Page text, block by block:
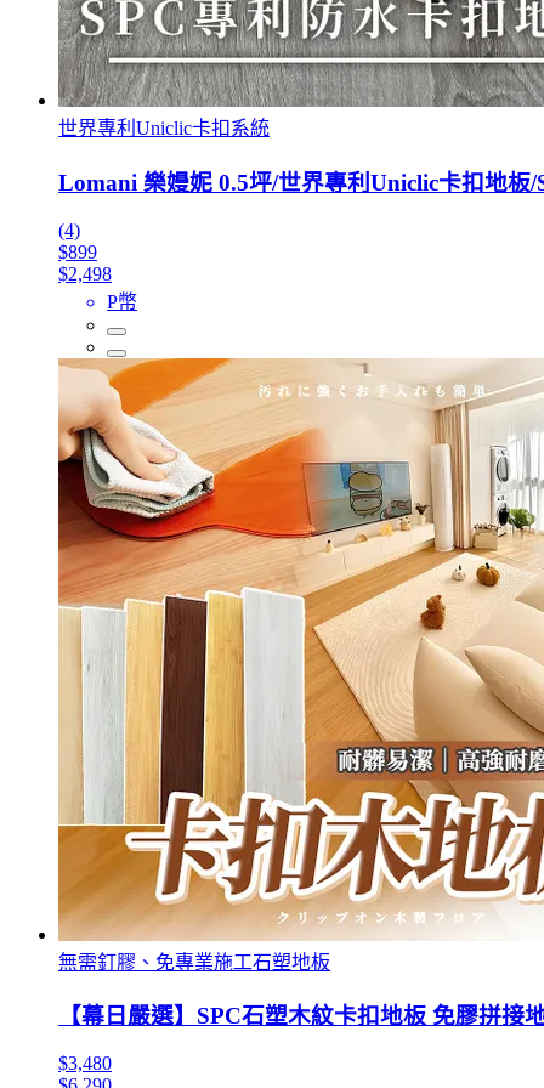
世界專利Uniclic卡扣系統
Lomani 樂嫚妮 0.5坪/世界專利Uniclic卡扣地板/
(4)
$899
$2,498
P幣
無需釘膠、免專業施工石塑地板
【幕日嚴選】SPC石塑木紋卡扣地板 免膠拼
$3,480